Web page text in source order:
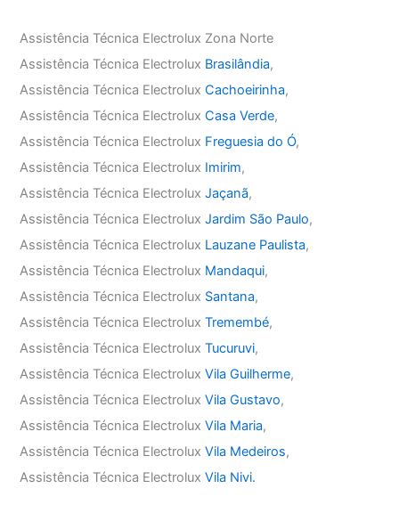
Assistência Técnica Electrolux Zona Norte
Assistência Técnica Electrolux Brasilândia,
Assistência Técnica ElectroluxCachoeirinha,
Assistência Técnica ElectroluxCasa Verde,
Assistência Técnica Electrolux Freguesia do Ó,
Assistência Técnica Electrolux Imirim,
Assistência Técnica ElectroluxJaçanã,
Assistência Técnica ElectroluxJardim São Paulo,
Assistência Técnica Electrolux Lauzane Paulista,
Assistência Técnica Electrolux Mandaqui,
Assistência Técnica Electrolux Santana,
Assistência Técnica ElectroluxTremembé,
Assistência Técnica ElectroluxTucuruvi,
Assistência Técnica ElectroluxVila Guilherme,
Assistência Técnica ElectroluxVila Gustavo,
Assistência Técnica ElectroluxVila Maria,
Assistência Técnica ElectroluxVila Medeiros,
Assistência Técnica ElectroluxVila Nivi.